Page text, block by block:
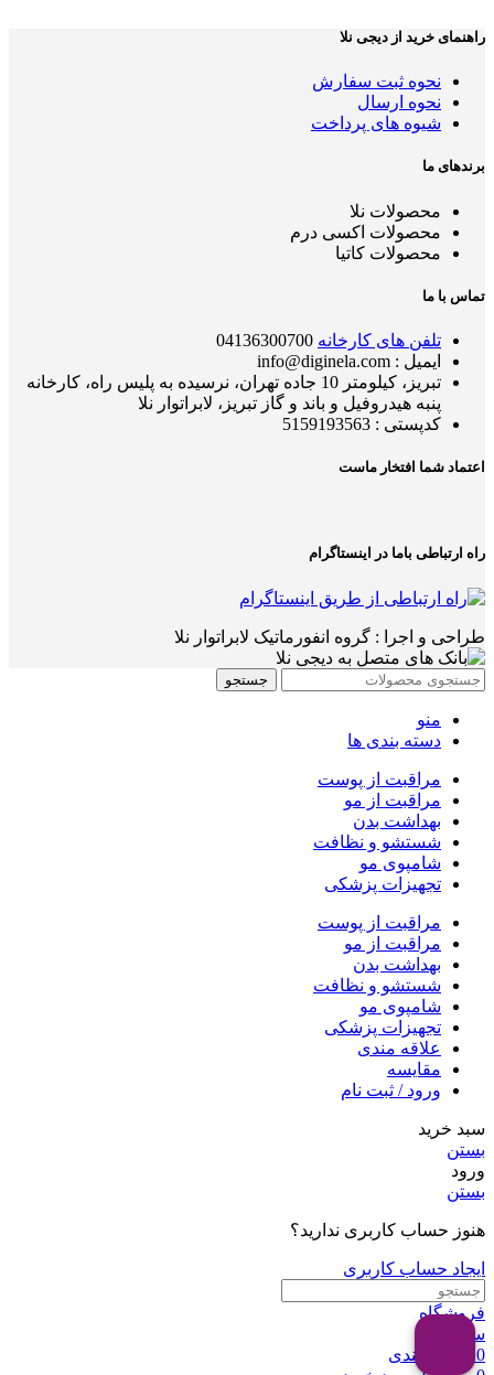
راهنمای خرید از دیجی نلا
نحوه ثبت سفارش
نحوه ارسال
شیوه های پرداخت
برندهای ما
محصولات نلا
محصولات اکسی درم
محصولات کاتیا
تماس با ما
تلفن های کارخانه
ایمیل : info@diginela.com
تبریز، کیلومتر 10 جاده تهران، نرسیده به پلیس راه، کارخانه
پنبه هیدروفیل و باند و گاز تبریز، لابراتوار نلا
کدپستی : 5159193563
اعتماد شما افتخار ماست
راه ارتباطی باما در اینستاگرام
طراحی و اجرا : گروه انفورماتیک لابراتوار نلا
جستجو
منو
دسته بندی ها
مراقبت از پوست
مراقبت از مو
بهداشت بدن
شستشو و نظافت
شامپوی مو
تجهیزات پزشکی
مراقبت از پوست
مراقبت از مو
بهداشت بدن
شستشو و نظافت
شامپوی مو
تجهیزات پزشکی
علاقه مندی
مقایسه
ورود / ثبت نام
سبد خرید
بستن
ورود
بستن
هنوز حساب کاربری ندارید؟
ایجاد حساب کاربری
فروشگاه
سایدبار
0
علاقه مندی